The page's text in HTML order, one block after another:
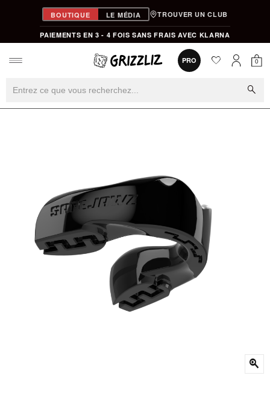
BOUTIQUE LE MÉDIA TROUVER UN CLUB
PAIEMENTS EN 3 - 4 FOIS SANS FRAIS AVEC KLARNA
PRO favorite0
0
search
zoom_in